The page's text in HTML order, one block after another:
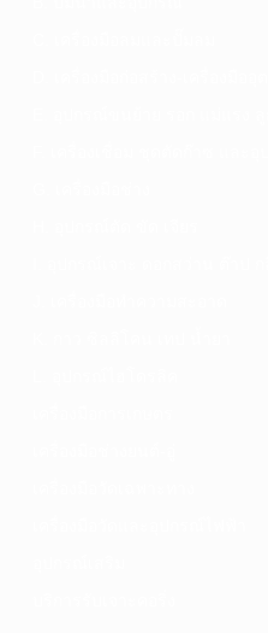
D. เครื่องมือก่อสร้าง-เครื่องมือ